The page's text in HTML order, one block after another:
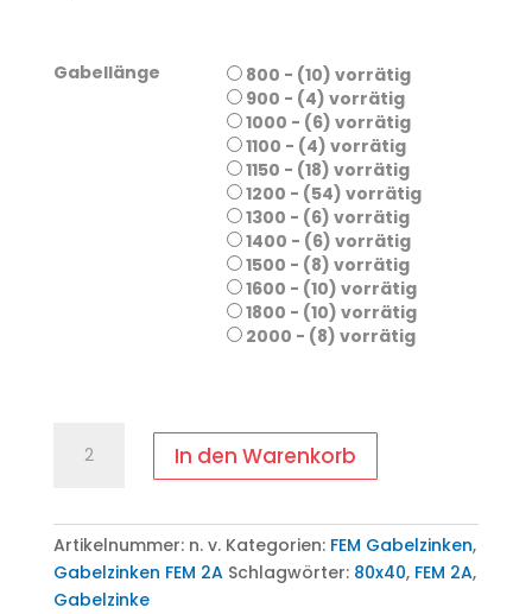
Gabellänge
800 - (10) vorrätig
900 - (4) vorrätig
1000 - (6) vorrätig
1100 - (4) vorrätig
1150 - (18) vorrätig
1200 - (54) vorrätig
1300 - (6) vorrätig
1400 - (6) vorrätig
1500 - (8) vorrätig
1600 - (10) vorrätig
1800 - (10) vorrätig
2000 - (8) vorrätig
80x40
FEM
2A
Menge
In den Warenkorb
Artikelnummer: n. v. Kategorien: FEM Gabelzinken,
Gabelzinken FEM 2A Schlagwörter: 80x40, FEM 2A,
Gabelzinke